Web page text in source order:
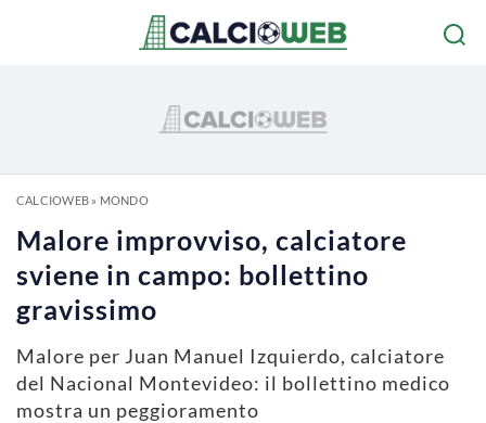
CALCIOWEB» MONDO
Malore improvviso, calciatore
sviene in campo: bollettino
gravissimo
Malore per Juan Manuel Izquierdo, calciatore
del Nacional Montevideo: il bollettino medico
mostra un peggioramento